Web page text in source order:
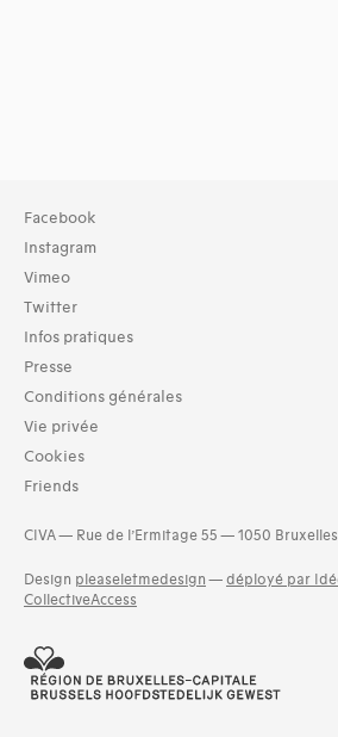
Facebook
Instagram
Vimeo
Twitter
Infos pratiques
Presse
Conditions générales
Vie privée
Cookies
Friends
CIVA — Rue de l’Ermitage 55 — 1050
Design pleaseletmedesign — déployé par
CollectiveAccess